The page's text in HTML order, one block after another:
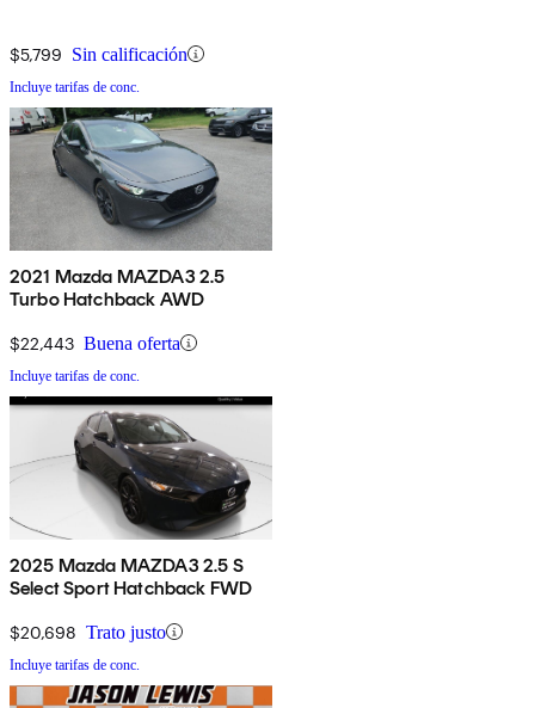
$5,799 Sin calificación
Incluye tarifas de conc.
2021 Mazda MAZDA3 2.5
Turbo Hatchback AWD
$22,443 Buena oferta
Incluye tarifas de conc.
2025 Mazda MAZDA3 2.5 S
Select Sport Hatchback FWD
$20,698 Trato justo
Incluye tarifas de conc.